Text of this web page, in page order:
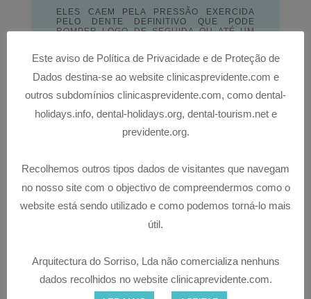
ELES CAEM PELA PRESSÃO EXERCIDA
PELO DENTE DEFINITIVO QUE PODE
ROMPER LOGO DE SEGUIDA OU ATÉ UM
QUANDO ESTES NÃO CAEM DE FORMA
NATURAL E O DENTE DEFINITIVO COMEÇA
A ROMPER É NECESSÁRIO PROCURAR A
AJUDA DE UM PROFISSIONAL.
OS DENTES DE LEITE SÃO MUITAS VEZES
MENOSPREZADOS PELA CONVICÇÃO DE
QUE IRÃO SER SUBSTITUÍDOS, MAIS
PAPEL FUNDAMENTAL NO
DESENVOLVIMENTO DE ALGUMAS
FUNÇÕES BÁSICAS E É POR ISSO MUITO
IMPORTANTE LHES PROPORCIONEMOS OS
DEVIDOS CUIDADOS.
Este aviso de Política de Privacidade e de Proteção de
Dados destina-se ao website clinicasprevidente.com e
outros subdomínios clinicasprevidente.com, como dental-
holidays.info, dental-holidays.org, dental-tourism.net e
previdente.org.
Recolhemos outros tipos dados de visitantes que navegam
no nosso site com o objectivo de compreendermos como o
website está sendo utilizado e como podemos torná-lo mais
útil.
Arquitectura do Sorriso, Lda não comercializa nenhuns
dados recolhidos no website clinicaprevidente.com.